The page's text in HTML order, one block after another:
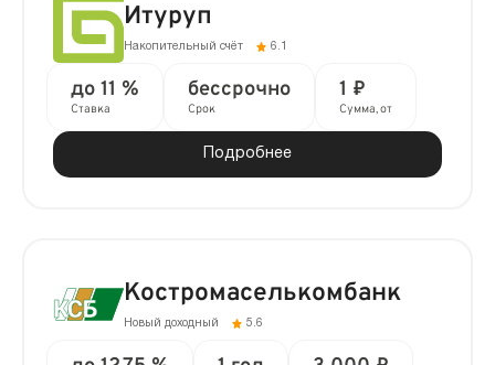
Итуруп
Накопительный счёт 6.1
до 11 %
Ставка
бессрочно
Срок
1 ₽
Сумма, от
Подробнее
Костромаселькомбанк
Новый доходный 5.6